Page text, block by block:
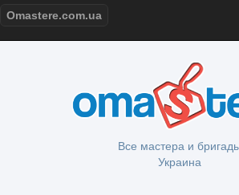
Omastere.com.ua
Все мастера и
Украина